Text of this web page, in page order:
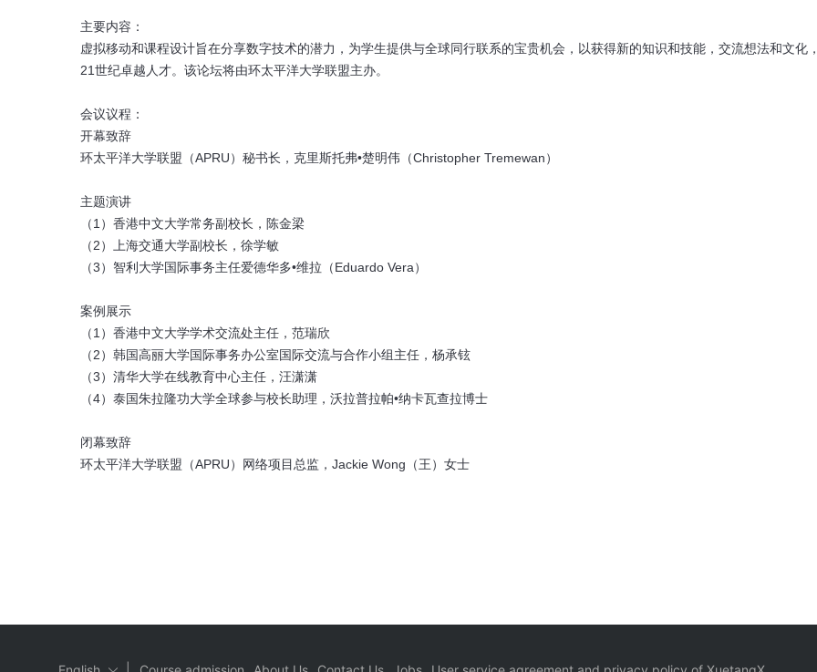
主要内容：
虚拟移动和课程设计旨在分享数字技术的潜力，为学生提供与全球同行联系的宝贵机会，以获得新的知识和技能，交流想法和文化
21世纪卓越人才。该论坛将由环太平洋大学联盟主办。
会议议程：
开幕致辞
环太平洋大学联盟（APRU）秘书长，克里斯托弗•楚明伟（Christopher Tremewan）
主题演讲
（1）香港中文大学常务副校长，陈金梁
（2）上海交通大学副校长，徐学敏
（3）智利大学国际事务主任爱德华多•维拉（Eduardo Vera）
案例展示
（1）香港中文大学学术交流处主任，范瑞欣
（2）韩国高丽大学国际事务办公室国际交流与合作小组主任，杨承铉
（3）清华大学在线教育中心主任，汪潇潇
（4）泰国朱拉隆功大学全球参与校长助理，沃拉普拉帕•纳卡瓦查拉博士
闭幕致辞
环太平洋大学联盟（APRU）网络项目总监，Jackie Wong（王）女士